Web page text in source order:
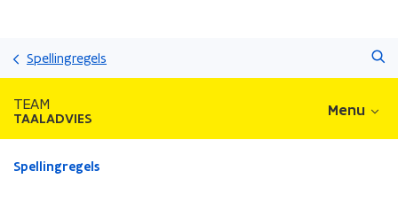
Spellingregels
TEAM
TAALADVIES Menu
Gedaan
Spellingregels